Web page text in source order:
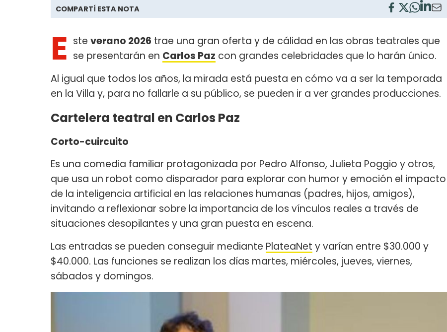
COMPARTÍ ESTA NOTA
E ste verano 2026 trae una gran oferta y de cálidad en las obras teatrales que
se presentarán en Carlos Paz con grandes celebridades que lo harán único.
Al igual que todos los años, la mirada está puesta en cómo va a ser la temporada
en la Villa y, para no fallarle a su público, se pueden ir a ver grandes producciones.
Cartelera teatral en Carlos Paz
Corto-cuircuito
Es una comedia familiar protagonizada por Pedro Alfonso, Julieta Poggio y otros,
que usa un robot como disparador para explorar con humor y emoción el impacto
de la inteligencia artificial en las relaciones humanas (padres, hijos, amigos),
invitando a reflexionar sobre la importancia de los vínculos reales a través de
situaciones desopilantes y una gran puesta en escena.
Las entradas se pueden conseguir mediante PlateaNet y varían entre $30.000 y
$40.000. Las funciones se realizan los días martes, miércoles, jueves, viernes,
sábados y domingos.